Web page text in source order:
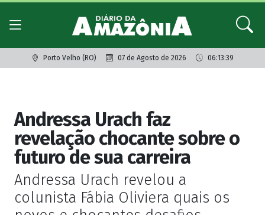
Porto Velho (RO) 07 de Agosto de 2026 06:13:39
Andressa Urach faz
revelação chocante sobre o
futuro de sua carreira
Andressa Urach revelou a
colunista Fábia Oliviera quais os